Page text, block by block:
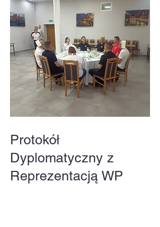
Protokół
Dyplomatyczny z
Reprezentacją WP